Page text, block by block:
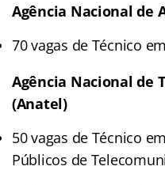
Agência Nacional de
70 vagas de Técnico
Agência Nacional de
(Anatel)
50 vagas de Técnico
Públicos de